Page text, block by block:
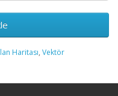
Haritası, Vektör